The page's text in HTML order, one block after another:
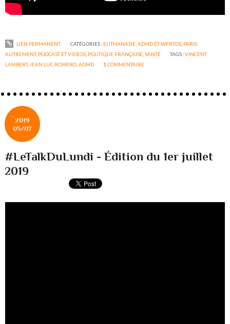
LIEN PERMANENT CATÉGORIES : EUTHANASIE, ADMD ET WFRTDS, PARIS
AUTREMENT, PODCAST ET VIDEOS, POLITIQUE FRANÇAISE,SANTÉ TAGS :VINCENT
LAMBERT,JEAN LUC ROMERO,ADMD 1COMMENTAIRE
2019
05/07
#LeTalkDuLundi - Édition du 1er juillet
2019